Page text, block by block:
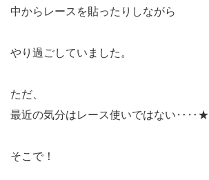
中からレースを貼ったりしながら
やり過ごしていました。
ただ、
最近の気分はレース使いではない‥‥★
そこで！